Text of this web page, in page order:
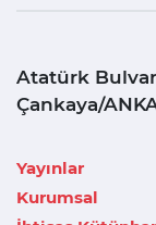
Atatürk
Çankaya/
Yayınlar
Kurumsal